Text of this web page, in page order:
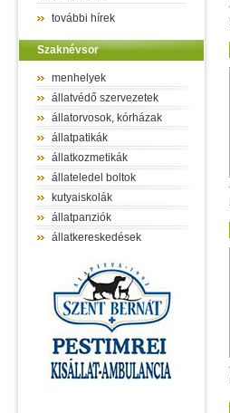
további hírek
Szaknévsor
menhelyek
állatvédő szervezetek
állatorvosok, kórházak
állatpatikák
állatkozmetikák
állateledel boltok
kutyaiskolák
állatpanziók
állatkereskedések